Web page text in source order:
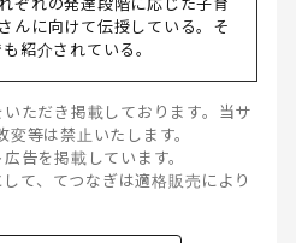
ぞれの発達段階に応じた子育
んに向けて伝授している。そ
紹介されている。
ただき掲載しております。当サ
等は禁止いたします。
告を掲載しています。
て、てつなぎは適格販売により